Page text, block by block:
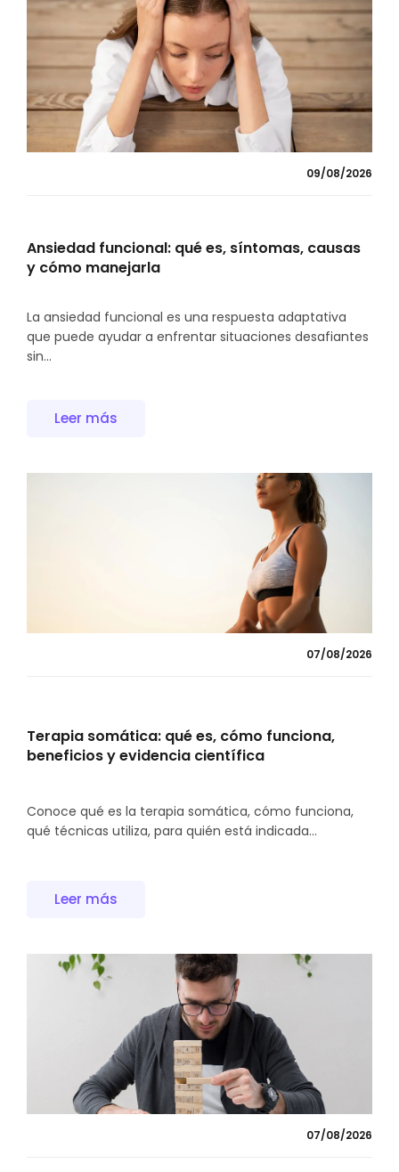
09/08/2026
Ansiedad funcional: qué es, síntomas, causas
y cómo manejarla
La ansiedad funcional es una respuesta adaptativa
que puede ayudar a enfrentar situaciones desafiantes
sin...
Leer más
07/08/2026
Terapia somática: qué es, cómo funciona,
beneficios y evidencia científica
Conoce qué es la terapia somática, cómo funciona,
qué técnicas utiliza, para quién está indicada...
Leer más
07/08/2026